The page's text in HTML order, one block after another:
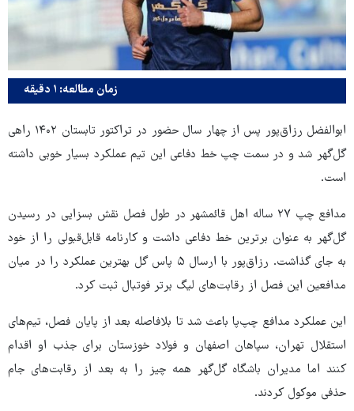
زمان مطالعه: ۱ دقیقه
ابوالفضل رزاق‌پور پس از چهار سال حضور در تراکتور تابستان ۱۴۰۲ راهی
گل‌گهر شد و در سمت چپ خط دفاعی این تیم عملکرد بسیار خوبی داشته
است.
مدافع چپ ۲۷ ساله اهل قائمشهر در طول فصل نقش بسزایی در رسیدن
گل‌گهر به عنوان برترین خط دفاعی داشت و کارنامه قابل‌قبولی را از خود
به جای گذاشت. رزاق‌پور با ارسال ۵ پاس گل بهترین عملکرد را در میان
مدافعین این فصل از رقابت‌های لیگ برتر فوتبال ثبت کرد.
این عملکرد مدافع چپ‌پا باعث شد تا بلافاصله بعد از پایان فصل، تیم‌های
استقلال تهران، سپاهان اصفهان و فولاد خوزستان برای جذب او اقدام
کنند اما مدیران باشگاه گل‌گهر همه چیز را به بعد از رقابت‌های جام
حذفی موکول کردند.